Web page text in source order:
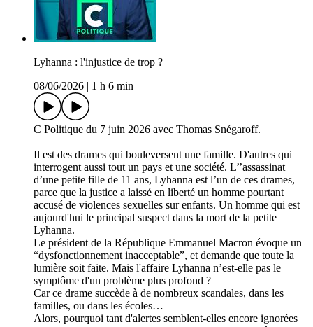
Lyhanna : l'injustice de trop ?
08/06/2026
1 h 6 min
C Politique du 7 juin 2026 avec Thomas Snégaroff.
Il est des drames qui bouleversent une famille. D'autres qui
interrogent aussi tout un pays et une société. L’’assassinat
d’une petite fille de 11 ans, Lyhanna est l’un de ces drames,
parce que la justice a laissé en liberté un homme pourtant
accusé de violences sexuelles sur enfants. Un homme qui est
aujourd'hui le principal suspect dans la mort de la petite
Lyhanna.
Le président de la République Emmanuel Macron évoque un
“dysfonctionnement inacceptable”, et demande que toute la
lumière soit faite. Mais l'affaire Lyhanna n’est-elle pas le
symptôme d'un problème plus profond ?
Car ce drame succède à de nombreux scandales, dans les
familles, ou dans les écoles…
Alors, pourquoi tant d'alertes semblent-elles encore ignorées